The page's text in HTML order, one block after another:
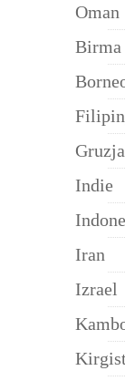
Oman
Birma
Gruzja
Indie
Iran
Izrael